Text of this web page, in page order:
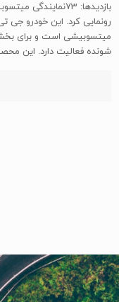
بازدیدها:
شونده فعالیت دارد. این